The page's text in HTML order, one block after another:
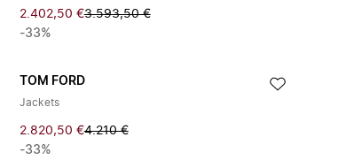
2.402,50 €3.593,50 €
-33%
TOM FORD
Jackets
2.820,50 €4.210 €
-33%